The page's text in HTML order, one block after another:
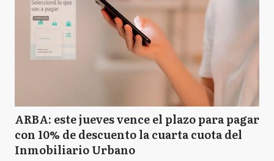
ARBA: este jueves vence el plazo para pagar
con 10% de descuento la cuarta cuota del
Inmobiliario Urbano